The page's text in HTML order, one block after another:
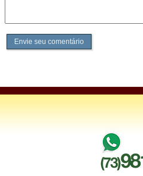
Envie seu comentário